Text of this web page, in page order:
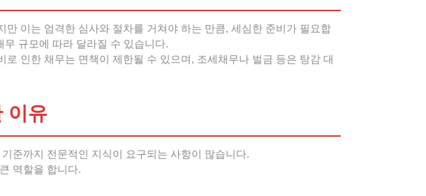
이는 엄격한 심사와 절차를 거쳐야 하는 만큼, 세심한 준비가 필요합
규모에 따라 달라질 수 있습니다.
인한 채무는 면책이 제한될 수 있으며, 조세채무나 벌금 등은 탕감 대
이유
준까지 전문적인 지식이 요구되는 사항이 많습니다.
역할을 합니다.